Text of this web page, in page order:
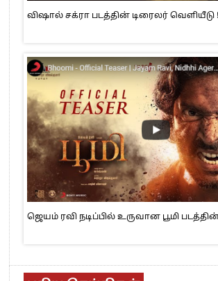
விஷால் சக்ரா படத்தின் டிரைலர் வெளியீடு !
ஜெயம் ரவி நடிப்பில் உருவான பூமி